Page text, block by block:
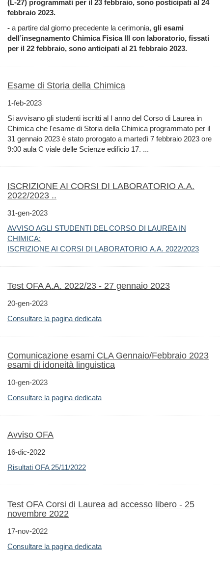
(L-27) programmati per il 23 febbraio, sono posticipati al 24
febbraio 2023.
- a partire dal giorno precedente la cerimonia, gli esami
dell’insegnamento Chimica Fisica III con laboratorio, fissati
per il 22 febbraio, sono anticipati al 21 febbraio 2023.
Esame di Storia della Chimica
1-feb-2023
Si avvisano gli studenti iscritti al I anno del Corso di Laurea in
Chimica che l'esame di Storia della Chimica programmato per il
31 gennaio 2023 è stato prorogato a martedì 7 febbraio 2023 ore
9:00 aula C viale delle Scienze edificio 17. ...
ISCRIZIONE AI CORSI DI LABORATORIO A.A.
2022/2023 ..
31-gen-2023
AVVISO AGLI STUDENTI DEL CORSO DI LAUREA IN
CHIMICA:
ISCRIZIONE AI CORSI DI LABORATORIO A.A. 2022/2023
Test OFA A.A. 2022/23 - 27 gennaio 2023
20-gen-2023
Consultare la pagina dedicata
Comunicazione esami CLA Gennaio/Febbraio 2023
esami di idoneità linguistica
10-gen-2023
Consultare la pagina dedicata
Avviso OFA
16-dic-2022
Risultati OFA 25/11/2022
Test OFA Corsi di Laurea ad accesso libero - 25
novembre 2022
17-nov-2022
Consultare la pagina dedicata